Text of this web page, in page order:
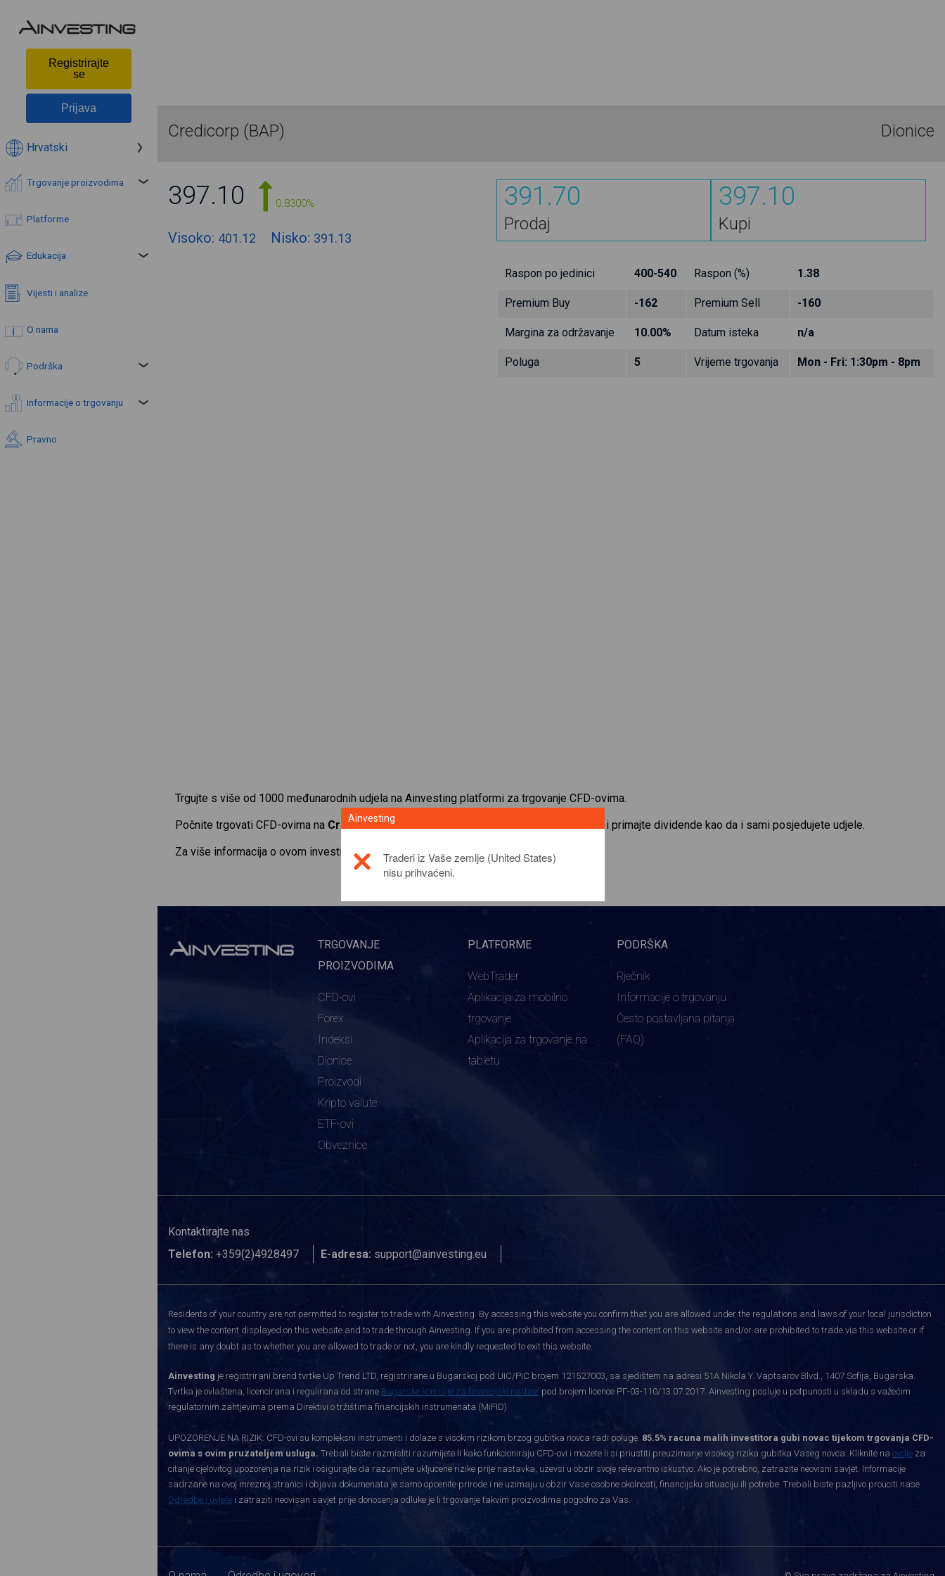
Registrirajte
se
Prijava
Hrvatski
Trgovanje proizvodima
Platforme
Edukacija
Vijesti i analize
O nama
Podrška
Informacije o trgovanju
Pravno
Credicorp (BAP) Dionice
397.10 0.8300%
Visoko: 401.12 Nisko: 391.13
391.70
Prodaj
397.10
Kupi
Raspon po jedinici 400-540 Raspon (%) 1.38
Premium Buy -162 Premium Sell -160
Margina za održavanje 10.00% Datum isteka n/a
Poluga 5 Vrijeme trgovanja Mon - Fri: 1:30pm - 8pm
Trgujte s više od 1000 međunarodnih udjela na Ainvesting platformi za trgovanje CFD-ovima.
Počnite trgovati CFD-ovima na Credicorp (BAP)
. Primajte kotacije u stvarnom vremenu i primajte dividende kao da i sami posjedujete udjele.
Za više informacija o ovom investicijskom proizvodu, click here
TRGOVANJE
PROIZVODIMA
CFD-ovi
Forex
Indeksi
Dionice
Proizvodi
Kripto valute
ETF-ovi
Obveznice
PLATFORME
WebTrader
Aplikacija za mobilno
trgovanje
Aplikacija za trgovanje na
tabletu
PODRŠKA
Rječnik
Informacije o trgovanju
Često postavljana pitanja
(FAQ)
Kontaktirajte nas
Telefon: +359(2)4928497 E-adresa: support@ainvesting.eu
Residents of your country are not permitted to register to trade with Ainvesting. By accessing this website you confirm that you are allowed under the regulations and laws of your local jurisdiction
to view the content displayed on this website and to trade through Ainvesting. If you are prohibited from accessing the content on this website and/or are prohibited to trade via this website or if
there is any doubt as to whether you are allowed to trade or not, you are kindly requested to exit this website.
Ainvesting je registrirani brend tvrtke Up Trend LTD, registrirane u Bugarskoj pod UIC/PIC brojem 121527003, sa sjedištem na adresi 51A Nikola Y. Vaptsarov Blvd., 1407 Sofija, Bugarska.
Tvrtka je ovlaštena, licencirana i regulirana od strane Bugarske komisije za financijski nadzor pod brojem licence РГ-03-110/13.07.2017. Ainvesting posluje u potpunosti u skladu s važećim
regulatornim zahtjevima prema Direktivi o tržištima financijskih instrumenata (MiFID).
UPOZORENJE NA RIZIK: CFD-ovi su kompleksni instrumenti i dolaze s visokim rizikom brzog gubitka novca radi poluge. 85.5% racuna malih investitora gubi novac tijekom trgovanja CFD-
ovima s ovim pruzateljem usluga. Trebali biste razmisliti razumijete li kako funkcioniraju CFD-ovi i mozete li si priustiti preuzimanje visokog rizika gubitka Vaseg novca. Kliknite na ovdje za
citanje cjelovitog upozorenja na rizik i osigurajte da razumijete ukljucene rizike prije nastavka, uzevsi u obzir svoje relevantno iskustvo. Ako je potrebno, zatrazite neovisni savjet. Informacije
sadrzane na ovoj mreznoj stranici i objava dokumenata je samo opcenite prirode i ne uzimaju u obzir Vase osobne okolnosti, financijsku situaciju ili potrebe. Trebali biste pazljivo prouciti nase
Odredbe i uvjete i zatraziti neovisan savjet prije donosenja odluke je li trgovanje takvim proizvodima pogodno za Vas.
Ainvesting
Traderi iz Vaše zemlje (United States)
nisu prihvaćeni.